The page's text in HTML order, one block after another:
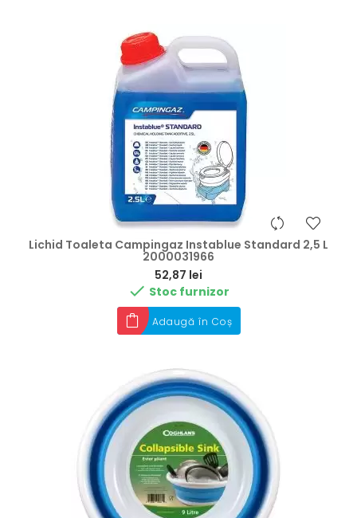
Lichid Toaleta Campingaz Instablue Standard 2,5 L
2000031966
52,87 lei
 Stoc furnizor
Adaugă în Coș